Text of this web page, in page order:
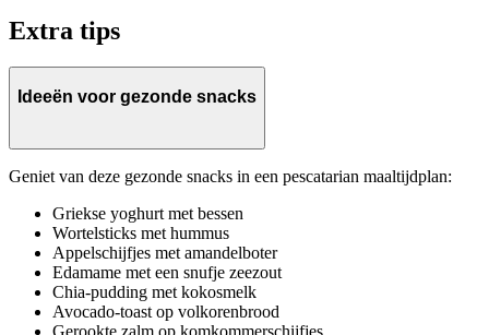
Extra tips
Ideeën voor gezonde snacks
Geniet van deze gezonde snacks in een pescatarian maaltijdplan:
Griekse yoghurt met bessen
Wortelsticks met hummus
Appelschijfjes met amandelboter
Edamame met een snufje zeezout
Chia-pudding met kokosmelk
Avocado-toast op volkorenbrood
Gerookte zalm op komkommerschijfjes